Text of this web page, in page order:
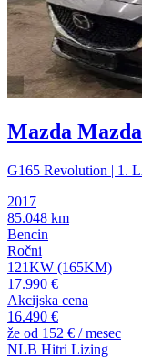
Mazda
G165 Revolution | 1.
2017
85.048 km
Bencin
Ročni
121KW (165KM)
17.990 €
Akcijska cena
16.490 €
že od 152 € / mesec
NLB Hitri Lizing